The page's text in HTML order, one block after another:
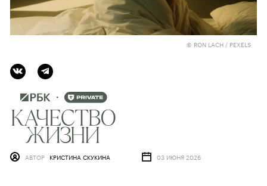
© RON LACH / PEXELS
АВТОР КРИСТИНА СКУКИНА 03 ИЮНЯ 2026